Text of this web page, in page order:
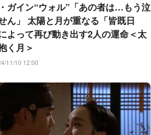
ガイン“ウォル”「あの者は…もう泣
ん」 太陽と月が重なる「皆既日
よって再び動き出す2人の運命＜太
く月＞
11/10 12:00